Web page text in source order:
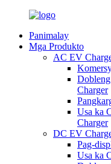
Panimalay
Mga Produkto
AC EV
Charger
Usa ka
Charger
DC EV
Pag-
Usa ka